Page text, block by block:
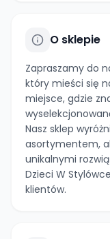
O sklepie
Zapraszamy do
który mieści się
miejsce, gdzie
Nasz sklep
asortymentem,
unikalnymi
Dzieci W
klientów.